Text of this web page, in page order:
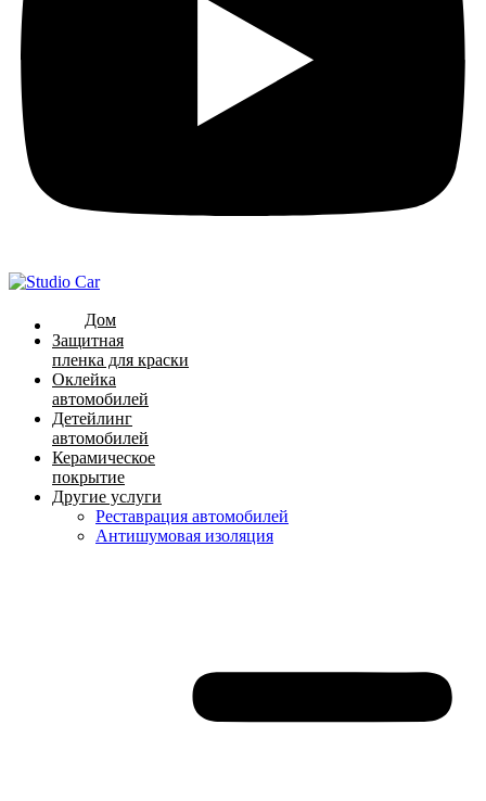
Дом
Защитная
пленка для краски
Оклейка
автомобилей
Детейлинг
автомобилей
Керамическое
покрытие
Другие услуги
Реставрация автомобилей
Антишумовая изоляция